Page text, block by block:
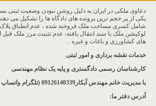
دعاوی ملکی در ایران به دلیل روشن نبودن وضعیت ثبتی
یکی از پر حجم ترین پرونده های دادگاه ها را تشکیل می
شامل کسری مساحت ملک فروخته شده ، عدم انطباق پلاک
لوکیشن ملک با سند انتقال یافته، عدم تثبیت مرز ملک قبل
های کشاورزی و باغات و غیره ..
خدمات نقشه برداری و امور ثبتی
کارشناسان رسمی دادگستری و پایه یک نظام مهندسی
با مدیریت خانم مهندس آبکار09126140339 (تلگرام واتساپ ایتا )
آدرس دفتر ما: